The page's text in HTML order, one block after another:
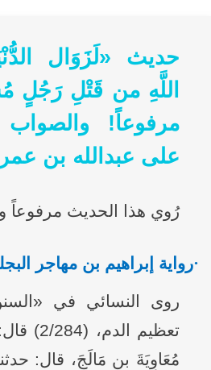
حديث «لَزَوَال
اللَّهِ من قَتْلِ رَجُلٍ
مرفوعاً!
على عبدالله بن
رُوي هذا الحديث مرفوعاً
·رواية إبراهيم بن مهاجر
روى النسائي في
تعظيم
مُعَاوِيَةَ بن مَالَجَ، قال: